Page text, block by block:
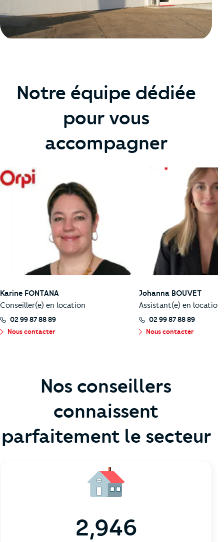
Notre équipe dédiée
pour vous
accompagner
Karine FONTANA
Conseiller(e) en location
02 99 87 88 89
Nous contacter
Johanna BOUVET
Assistant(e) en location
02 99 87 88 89
Nous contacter
Nos conseillers
connaissent
parfaitement le secteur
2,946